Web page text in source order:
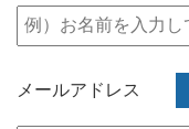
メールアドレス